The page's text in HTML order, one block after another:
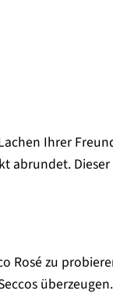
Ihrer
Dieser
Rosé zu